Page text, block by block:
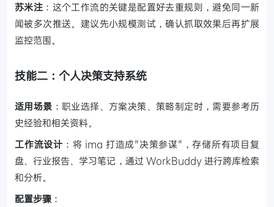
苏米注 ：这个工作流的关键是配置好去重规则，避免同一新
闻被多次推送。建议先小规模测试，确认抓取效果后再扩展
监控范围。
技能二：个人决策支持系统
适用场景 ：职业选择、方案决策、策略制定时，需要参考历
史经验和相关资料。
工作流设计 ：将 ima 打造成"决策参谋"，存储所有项目复
盘、行业报告、学习笔记，通过 WorkBuddy 进行跨库检索
和分析。
配置步骤 ：